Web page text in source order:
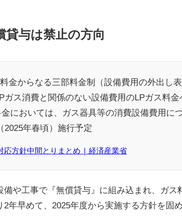
貸与は禁止の方向
金からなる三部料金制（設備費用の外出し
ガス消費と関係のない設備費用のLPガス料金
においては、ガス器具等の消費設備費用に
2025年春頃）施行予定
応方針中間とりまとめ | 経済産業省
備や工事で『無償貸与』に組み込まれ、ガ
年早めて、2025年度から実施する方針を固め